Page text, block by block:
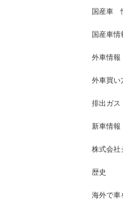
国産車
国産車情
外車情報
外車買い
排出ガス
新車情報
株式会社
歴史
海外で車